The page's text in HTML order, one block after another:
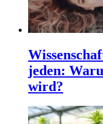
jeden:
wird?